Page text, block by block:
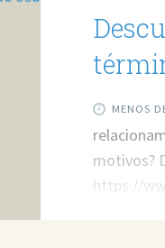
MENOS
motivos?
https://